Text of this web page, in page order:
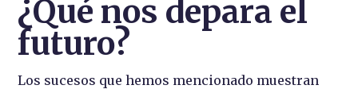
¿Qué nos depara el
futuro?
Los sucesos que hemos mencionado muestran